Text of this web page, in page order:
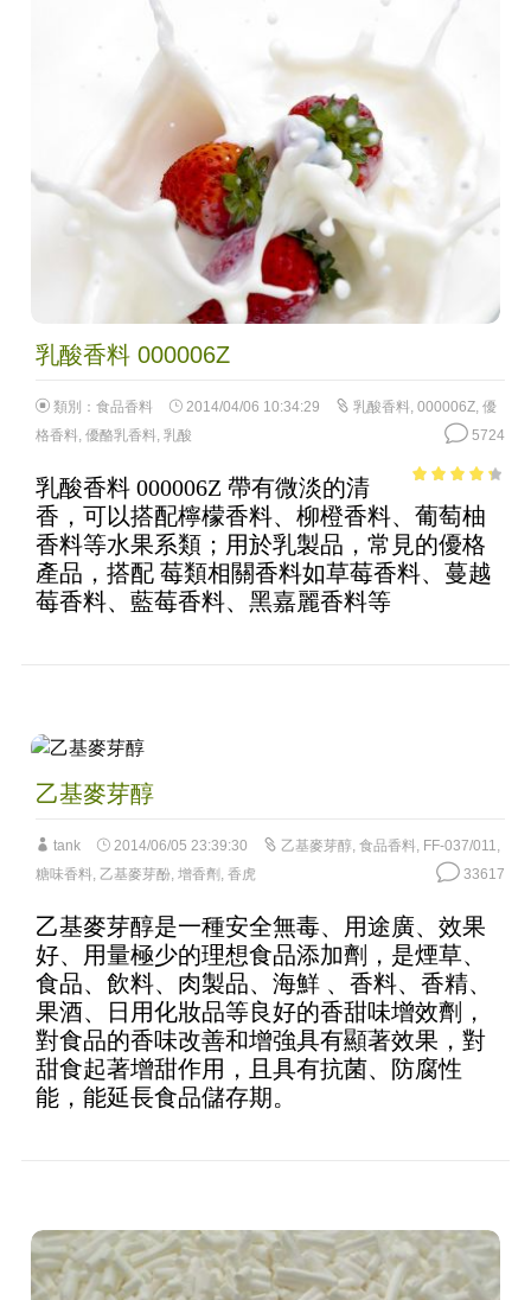
乳酸香料 000006Z
類別： 食品香料 2014/04/06 10:34:29 乳酸香料 000006Z, 優
格香料 優酪乳香料 乳酸 5724
of 5
乳酸香料 000006Z 帶有微淡的清
香，可以搭配檸檬香料、柳橙香料、葡萄柚
香料等水果系類；用於乳製品，常見的優格
產品，搭配 莓類相關香料如草莓香料、蔓越
莓香料、藍莓香料、黑嘉麗香料等
乙基麥芽醇
tank 2014/06/05 23:39:30 乙基麥芽醇, 食品香料 FF-037/011
糖味香料 乙基麥芽酚 增香劑 香虎 33617
乙基麥芽醇是一種安全無毒、用途廣、效果
好、用量極少的理想食品添加劑，是煙草、
食品、飲料、肉製品、海鮮 、香料、香精、
果酒、日用化妝品等良好的香甜味增效劑，
對食品的香味改善和增強具有顯著效果，對
甜食起著增甜作用，且具有抗菌、防腐性
能，能延長食品儲存期。